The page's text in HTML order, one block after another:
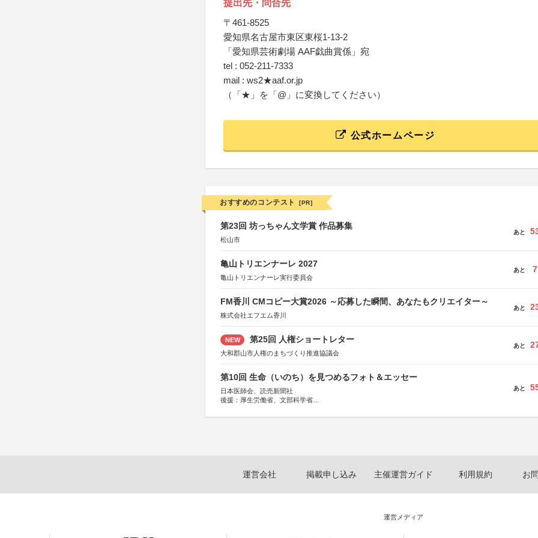
提出先・問合先
〒461-8525
愛知県名古屋市東区東桜1-13-2
「愛知県芸術劇場 AAF戯曲賞係」宛
tel : 052-211-7333
mail : ws2★aaf.or.jp
（「★」を「@」に変換してください）
公式ホームページ
おすすめのコンテスト [PR]
第23回 坊っちゃん文学賞 作品募集
松山市
あと
亀山トリエンナーレ 2027
亀山トリエンナーレ実行委員会
あと 7
FM香川 CMコピー大賞2026 ～応募した瞬間、あなたもクリエイター～
株式会社エフエム香川
あと
NEW 第25回 人権ショートレター
大和郡山市人権のまちづくり推進協議会
あと
第10回 生命（いのち）を見つめるフォト＆エッセー
日本医師会、読売新聞社
後援：厚生労働省、文部科学省
あと
運営会社 掲載申し込み 主催運営ガイド 利用規約 お
運営メディア